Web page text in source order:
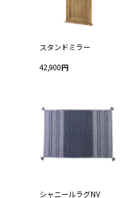
スタンドミラー
42,900円
シャニールラグNV